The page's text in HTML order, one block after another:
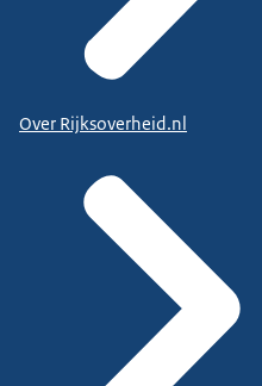
Over Rijksoverheid.nl